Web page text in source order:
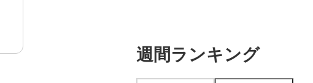
週間ランキング